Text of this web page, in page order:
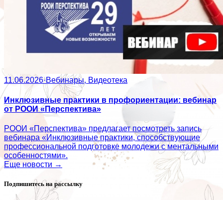
11.06.2026·Вебинары, Видеотека
Инклюзивные практики в профориентации: вебинар
от РООИ «Перспектива»
РООИ «Перспектива» предлагает посмотреть запись
вебинара «Инклюзивные практики, способствующие
профессиональной подготовке молодежи с ментальными
особенностями».
Еще новости →
Подпишитесь на рассылку